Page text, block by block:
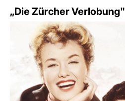
„Die Zürcher Verlobung"